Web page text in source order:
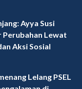
Ayya Susi
Lewat
Aksi Sosial
Lelang PSEL